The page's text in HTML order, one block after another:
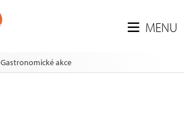
MENU
Gastronomické akce